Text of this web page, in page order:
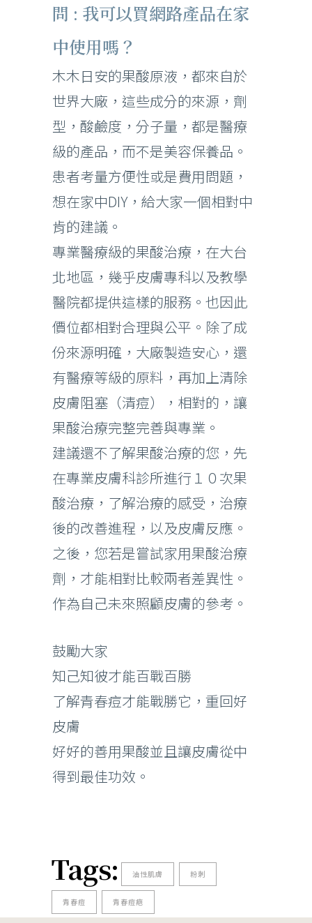
問 : 我可以買網路產品在家
中使用嗎？
木木日安的果酸原液，都來自於
世界大廠，這些成分的來源，劑
型，酸鹼度，分子量，都是醫療
級的產品，而不是美容保養品。
患者考量方便性或是費用問題，
想在家中DIY，給大家一個相對中
肯的建議。
專業醫療級的果酸治療，在大台
北地區，幾乎皮膚專科以及教學
醫院都提供這樣的服務。也因此
價位都相對合理與公平。除了成
份來源明確，大廠製造安心，還
有醫療等級的原料，再加上清除
皮膚阻塞（清痘），相對的，讓
果酸治療完整完善與專業。
建議還不了解果酸治療的您，先
在專業皮膚科診所進行１０次果
酸治療，了解治療的感受，治療
後的改善進程，以及皮膚反應。
之後，您若是嘗試家用果酸治療
劑，才能相對比較兩者差異性。
作為自己未來照顧皮膚的參考。
鼓勵大家
知己知彼才能百戰百勝
了解青春痘才能戰勝它，重回好
皮膚
好好的善用果酸並且讓皮膚從中
得到最佳功效。
Tags: 油性肌膚 粉刺
青春痘 青春痘疤